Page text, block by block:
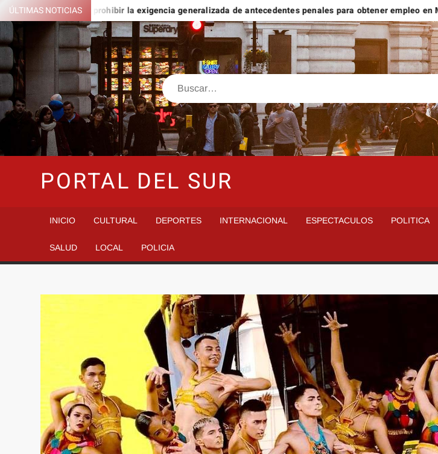
Saltar
al
contenido
ÚLTIMAS NOTICIAS
Buscan prohibir la exigencia generalizada de antecedentes penales para obtener empleo en México
Buscar
PORTAL DEL SUR
INICIO CULTURAL DEPORTES INTERNACIONAL ESPECTACULOS POLITICA
SALUD LOCAL POLICIA